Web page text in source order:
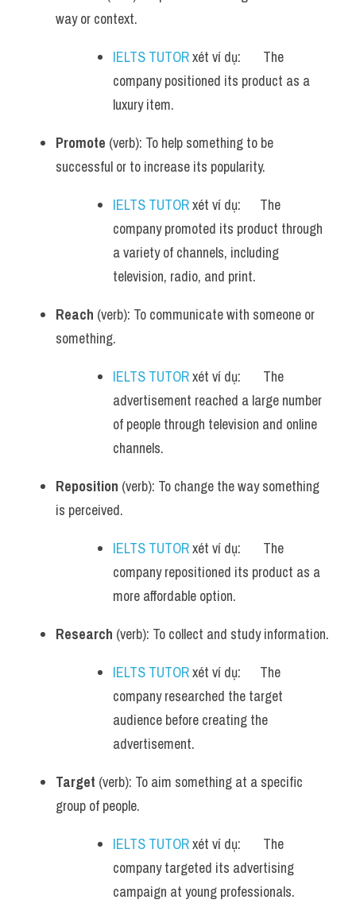
way or context.
IELTS TUTOR xét ví dụ:       The
company positioned its product as a
luxury item.
Promote (verb): To help something to be
successful or to increase its popularity.
IELTS TUTOR xét ví dụ:      The
company promoted its product through
a variety of channels, including
television, radio, and print.
Reach (verb): To communicate with someone or
something.
IELTS TUTOR xét ví dụ:       The
advertisement reached a large number
of people through television and online
channels.
Reposition (verb): To change the way something
is perceived.
IELTS TUTOR xét ví dụ:       The
company repositioned its product as a
more affordable option.
Research (verb): To collect and study information.
IELTS TUTOR xét ví dụ:      The
company researched the target
audience before creating the
advertisement.
Target (verb): To aim something at a specific
group of people.
IELTS TUTOR xét ví dụ:       The
company targeted its advertising
campaign at young professionals.